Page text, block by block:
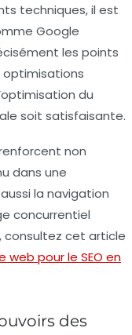
techniques, il est
Google
les points
optimisations
du
soit satisfaisante.
non
dans une
la navigation
concurrentiel
consultez cet article
pour le SEO en
des